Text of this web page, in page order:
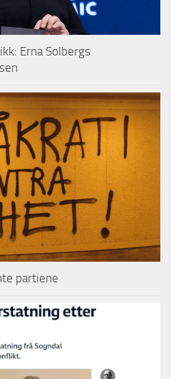
Erna Solbergs
partiene